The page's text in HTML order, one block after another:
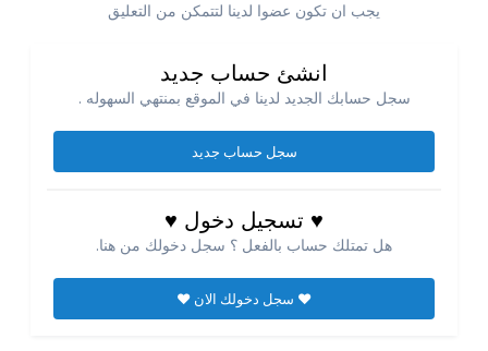
يجب ان تكون عضوا لدينا لتتمكن من التعليق
انشئ حساب جديد
سجل حسابك الجديد لدينا في الموقع بمنتهي السهوله .
سجل حساب جديد
♥ تسجيل دخول ♥
هل تمتلك حساب بالفعل ؟ سجل دخولك من هنا.
♥ سجل دخولك الان ♥